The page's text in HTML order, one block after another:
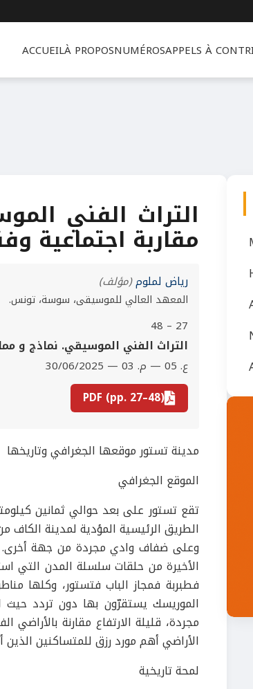
ACCUEILÀ PROPOSNUMÉROSAPPELS À
التراث الفني
مقاربة اجتماعية
رياض لملوم(مؤلف)
المعهد العالي للموسيقى، سوسة، تونس.
27 – 48
‫التراث الفني الموسيقي. نماذج و
ع. 05 — م. 03 — 30/06/2025
PDF (pp. 27–48)
مدينة تستور موقعها الجغرافي وتاريخها
الموقع الجغرافي
تقع تستور على بعد حوالي ثمانين
الطريق الرئيسية المؤدية لمدينة الكاف
وعلى ضفاف وادي مجردة من جهة أخرى.
الأخيرة من حلقات سلسلة المدن التي
فطبربة فمجاز الباب فتستور، وكلها
الموريسك يستقرّون بها دون تردد حيث
مجردة، قليلة الارتفاع مقارنة
الأراضي أهم مورد رزق للمتساكنين الذين
لمحة تاريخية